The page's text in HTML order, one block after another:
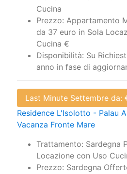
Prezzo: Appartamento
da 37 euro in Sola
Cucina €
Disponibilità: Su
anno in fase di
Last Minute Settembre da:
Residence L'Isolotto - Palau
Vacanza Fronte Mare
Trattamento: Sardegna
Locazione con Uso
Prezzo: Sardegna
persone a partire da